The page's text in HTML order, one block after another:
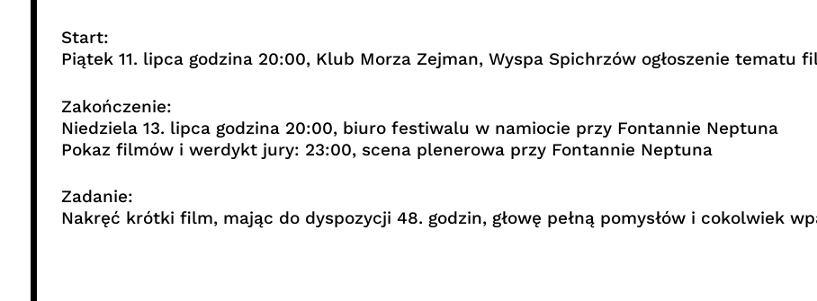
Start:
Piątek 11. lipca godzina 20:00, Klub Morza Zejman, Wyspa Spichrzów ogłoszenie tematu
Zakończenie:
Niedziela 13. lipca godzina 20:00, biuro festiwalu w namiocie przy Fontannie Neptuna
Pokaz filmów i werdykt jury: 23:00, scena plenerowa przy Fontannie Neptuna
Zadanie:
Nakręć krótki film, mając do dyspozycji 48. godzin, głowę pełną pomysłów i cokolwiek